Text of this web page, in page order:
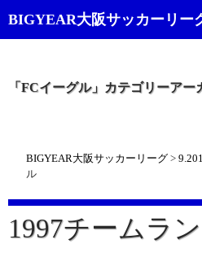
BIGYEAR大阪サッカーリー
索
「FCイーグル」カテゴリーアー
BIGYEAR大阪サッカーリーグ >
ル
1997チームラ